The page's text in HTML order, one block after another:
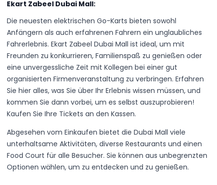
Ekart Zabeel Dubai Mall:
Die neuesten elektrischen Go-Karts bieten sowohl
Anfängern als auch erfahrenen Fahrern ein unglaubliches
Fahrerlebnis. Ekart Zabeel Dubai Mall ist ideal, um mit
Freunden zu konkurrieren, Familienspaß zu genießen oder
eine unvergessliche Zeit mit Kollegen bei einer gut
organisierten Firmenveranstaltung zu verbringen. Erfahren
Sie hier alles, was Sie über Ihr Erlebnis wissen müssen, und
kommen Sie dann vorbei, um es selbst auszuprobieren!
Kaufen Sie Ihre Tickets an den Kassen.
Abgesehen vom Einkaufen bietet die Dubai Mall viele
unterhaltsame Aktivitäten, diverse Restaurants und einen
Food Court für alle Besucher. Sie können aus unbegrenzten
Optionen wählen, um zu entdecken und zu genießen.